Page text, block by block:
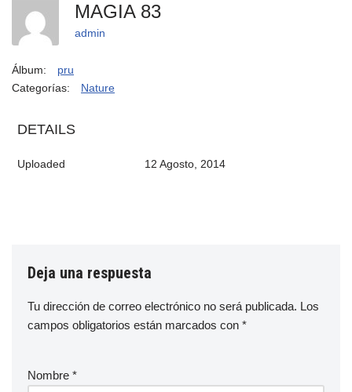
MAGIA 83
admin
Álbum:
pru
Categorías:
Nature
DETAILS
Uploaded 12 Agosto, 2014
Deja una respuesta
Tu dirección de correo electrónico no será publicada. Los
campos obligatorios están marcados con *
Nombre *